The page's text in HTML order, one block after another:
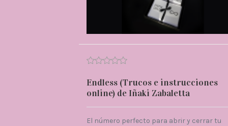
Endless (Trucos e instrucciones
online) de Iñaki Zabaletta
El número perfecto para abrir y cerrar tu